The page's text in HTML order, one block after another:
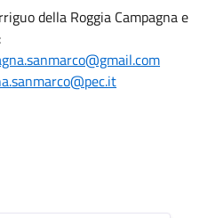
della Roggia Campagna e